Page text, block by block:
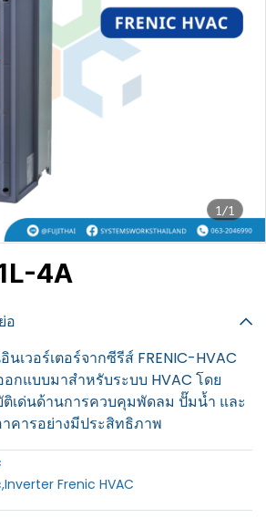
1/1
4A
อ
อินเวอร์เตอร์จากซีรีส์ FRENIC-HVAC
กแบบมาสำหรับระบบ HVAC โดย
เด่นด้านการควบคุมพัดลม ปั๊มน้ำ และ
คารอย่างมีประสิทธิภาพ
,Inverter Frenic HVAC